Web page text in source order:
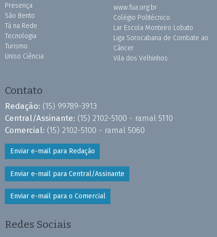
Presença
São Bento
Tá na Rede
Tecnologia
Turismo
Uniso Ciência
www.fua.org.br
Colégio Politécnico
Lar Escola Monteiro Lobato
Liga Sorocabana de Combate ao
Câncer
Vila dos Velhinhos
Contato
Redação: (15) 99789-3913
Central/Assinante: (15) 2102-5100 - ramal 5110
Comercial: (15) 2102-5100 - ramal 5060
Enviar e-mail para Redação
Enviar e-mail para Central/Assinante
Enviar e-mail para o Comercial
Redes Sociais